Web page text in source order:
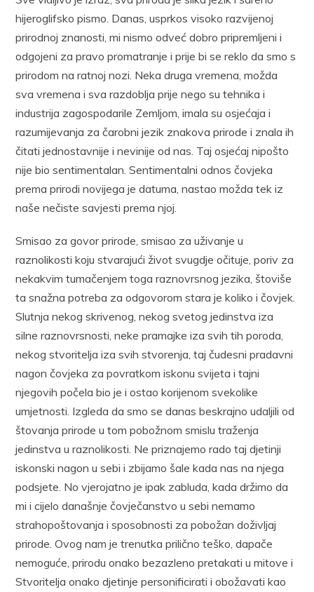
hijeroglifsko pismo. Danas, usprkos visoko razvijenoj
prirodnoj znanosti, mi nismo odveć dobro pripremljeni i
odgojeni za pravo promatranje i prije bi se reklo da smo s
prirodom na ratnoj nozi. Neka druga vremena, možda
sva vremena i sva razdoblja prije nego su tehnika i
industrija zagospodarile Zemljom, imala su osjećaja i
razumijevanja za čarobni jezik znakova prirode i znala ih
čitati jednostavnije i nevinije od nas. Taj osjećaj nipošto
nije bio sentimentalan. Sentimentalni odnos čovjeka
prema prirodi novijega je datuma, nastao možda tek iz
naše nečiste savjesti prema njoj.
Smisao za govor prirode, smisao za uživanje u
raznolikosti koju stvarajući život svugdje očituje, poriv za
nekakvim tumačenjem toga raznovrsnog jezika, štoviše
ta snažna potreba za odgovorom stara je koliko i čovjek.
Slutnja nekog skrivenog, nekog svetog jedinstva iza
silne raznovrsnosti, neke pramajke iza svih tih poroda,
nekog stvoritelja iza svih stvorenja, taj čudesni pradavni
nagon čovjeka za povratkom iskonu svijeta i tajni
njegovih počela bio je i ostao korijenom svekolike
umjetnosti. Izgleda da smo se danas beskrajno udaljili od
štovanja prirode u tom pobožnom smislu traženja
jedinstva u raznolikosti. Ne priznajemo rado taj djetinji
iskonski nagon u sebi i zbijamo šale kada nas na njega
podsjete. No vjerojatno je ipak zabluda, kada držimo da
mi i cijelo današnje čovječanstvo u sebi nemamo
strahopoštovanja i sposobnosti za pobožan doživljaj
prirode. Ovog nam je trenutka prilično teško, dapače
nemoguće, prirodu onako bezazleno pretakati u mitove i
Stvoritelja onako djetinje personificirati i obožavati kao